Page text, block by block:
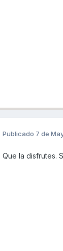
Publicado 7 de
Que la disfrutes.